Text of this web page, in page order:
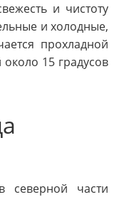
и чистоту
и холодные,
прохладной
15 градусов
северной части